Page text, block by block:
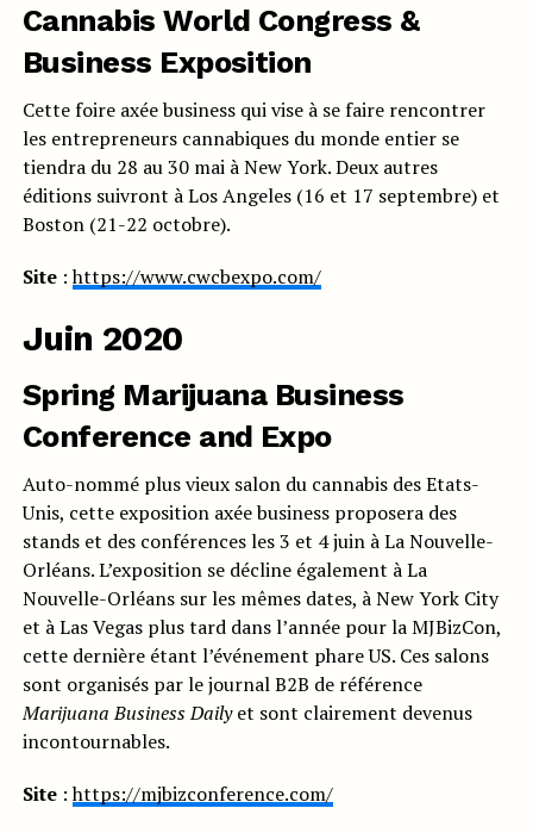
Cannabis World Congress &
Business Exposition
Cette foire axée business qui vise à se faire rencontrer
les entrepreneurs cannabiques du monde entier se
tiendra du 28 au 30 mai à New York. Deux autres
éditions suivront à Los Angeles (16 et 17 septembre) et
Boston (21-22 octobre).
Site :https://www.cwcbexpo.com/
Juin 2020
Spring Marijuana Business
Conference and Expo
Auto-nommé plus vieux salon du cannabis des Etats-
Unis, cette exposition axée business proposera des
stands et des conférences les 3 et 4 juin à La Nouvelle-
Orléans. L’exposition se décline également à La
Nouvelle-Orléans sur les mêmes dates, à New York City
et à Las Vegas plus tard dans l’année pour la MJBizCon,
cette dernière étant l’événement phare US. Ces salons
sont organisés par le journal B2B de référence
Marijuana Business Dailyet sont clairement devenus
incontournables.
Site:https://mjbizconference.com/